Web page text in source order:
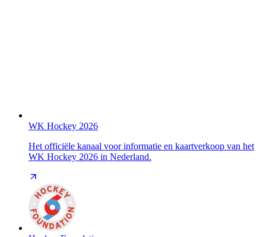
WK Hockey 2026
Het officiële kanaal voor informatie en kaartverkoop van het
WK Hockey 2026 in Nederland.